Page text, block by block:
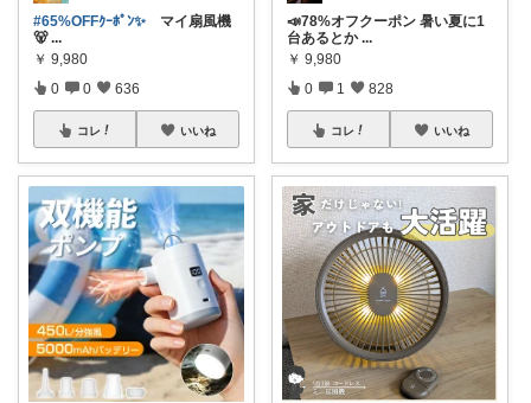
#65%OFFｸｰﾎﾟﾝ✨️ マイ扇風機
🐻 ...
￥ 9,980
0 0 636
コレ いいね
📣78%オフクーポン 暑い夏に1
台あるとか ...
￥ 9,980
0 1 828
コレ いいね